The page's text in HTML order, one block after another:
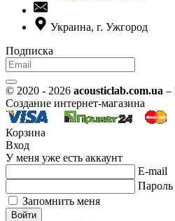
Украина, г. Ужгород
Подписка
© 2020 - 2026 acousticlab.com.ua –
Создание интернет-магазина
Корзина
Вход
У меня уже есть аккаунт
E-mail
Пароль
Запомнить меня
Войти